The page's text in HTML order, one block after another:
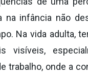
na infância não
Na vida adulta,
visíveis,
trabalho, onde a